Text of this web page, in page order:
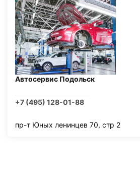
Автосервис Подольск
+7 (495) 128-01-88
пр-т Юных ленинцев 70, стр 2